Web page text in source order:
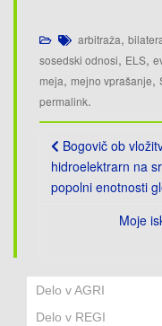
arbitraža,
sosedski odnosi, ELS,
meja, mejno vprašanje,
permalink.
Post
navigation
Bogovič ob
hidroelektrarn na
popolni enotnosti
Moje
Delo v AGRI
Delo v REGI